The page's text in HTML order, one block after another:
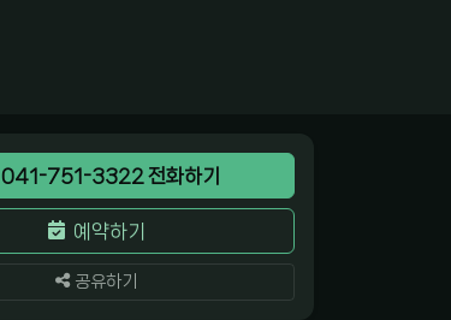
041-751-3322 전화하기
예약하기
공유하기